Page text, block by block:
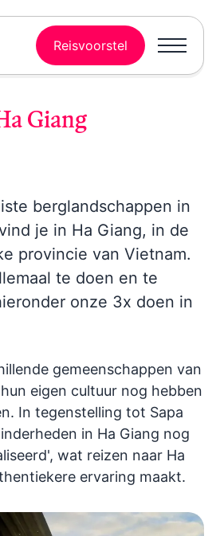
Reisvoorstel
Giang
berglandschappen in
je in Ha Giang, in de
provincie van Vietnam.
te doen en te
onze 3x doen in
gemeenschappen van
eigen cultuur nog hebben
In tegenstelling tot Sapa
in Ha Giang nog
wat reizen naar Ha
ervaring maakt.